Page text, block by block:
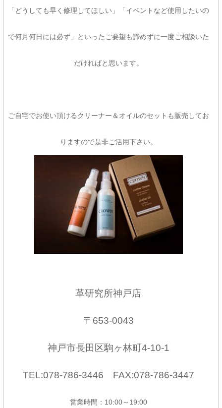
「どうしても早く修理してほしい」「イベントなど使用したいの
で何月何日には必ず」といったご要望も諦めずに一度ご相談いた
だければと思います。
ご自宅でお使い頂けるクリーナー＆オイルのセットも販売してお
りますので是非ご活用下さい。
革研究所神戸店
〒653-0043
神戸市長田区駒ヶ林町4-10-1
TEL:078-786-3446 FAX:078-786-3447
営業時間：10:00～19:00